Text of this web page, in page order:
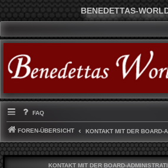
BENEDETTAS-
FAQ
FOREN-ÜBERSICHT KONTAKT MIT DER BOARD-
KONTAKT MIT DER BOARD-